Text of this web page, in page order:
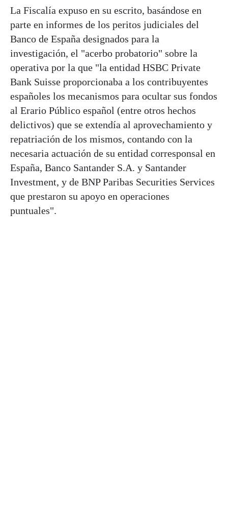
La Fiscalía expuso en su escrito, basándose en
parte en informes de los peritos judiciales del
Banco de España designados para la
investigación, el "acerbo probatorio" sobre la
operativa por la que "la entidad HSBC Private
Bank Suisse proporcionaba a los contribuyentes
españoles los mecanismos para ocultar sus fondos
al Erario Público español (entre otros hechos
delictivos) que se extendía al aprovechamiento y
repatriación de los mismos, contando con la
necesaria actuación de su entidad corresponsal en
España, Banco Santander S.A. y Santander
Investment, y de BNP Paribas Securities Services
que prestaron su apoyo en operaciones
puntuales".